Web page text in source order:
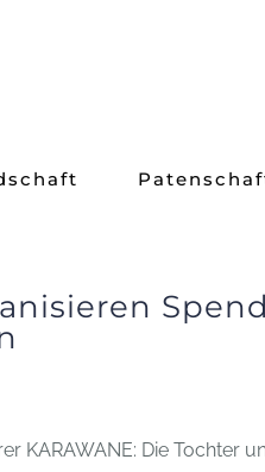
KARAWANE: Die Tochter